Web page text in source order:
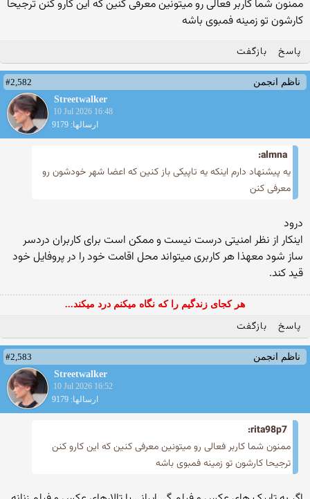
ممنون شما کاربر فعالی رو میتونین معرفی کنین که این کارو کنن ترجیحا
کارشون تو زمینه فمبوی باشه
پاسخ بازگفت
ناظم انجمن
#2,582
Streetwalker
10 Jul 2026 16:48
ارسالها: 9179
almna:
یه پیشنهاد دارم اینکه یه تاپیکی باز کنین که اعضا شهر خودشون رو
معرفی کنن
درود
اینکار از نظر امنیتی درست نیست و ممکن است برای کاربران دردسر
ساز شود معهذا هر کاربری میتواند محل اقامت خود را در پروفایل خود
قید کند.
هر کجای زندگیم را که نگاه میکنم درد میکند...
پاسخ بازگفت
ناظم انجمن
#2,583
Streetwalker
10 Jul 2026 16:52
ارسالها: 9179
rita98p7:
ممنون شما کاربر فعالی رو میتونین معرفی کنین که این کارو کنن
ترجیحا کارشون تو زمینه فمبوی باشه